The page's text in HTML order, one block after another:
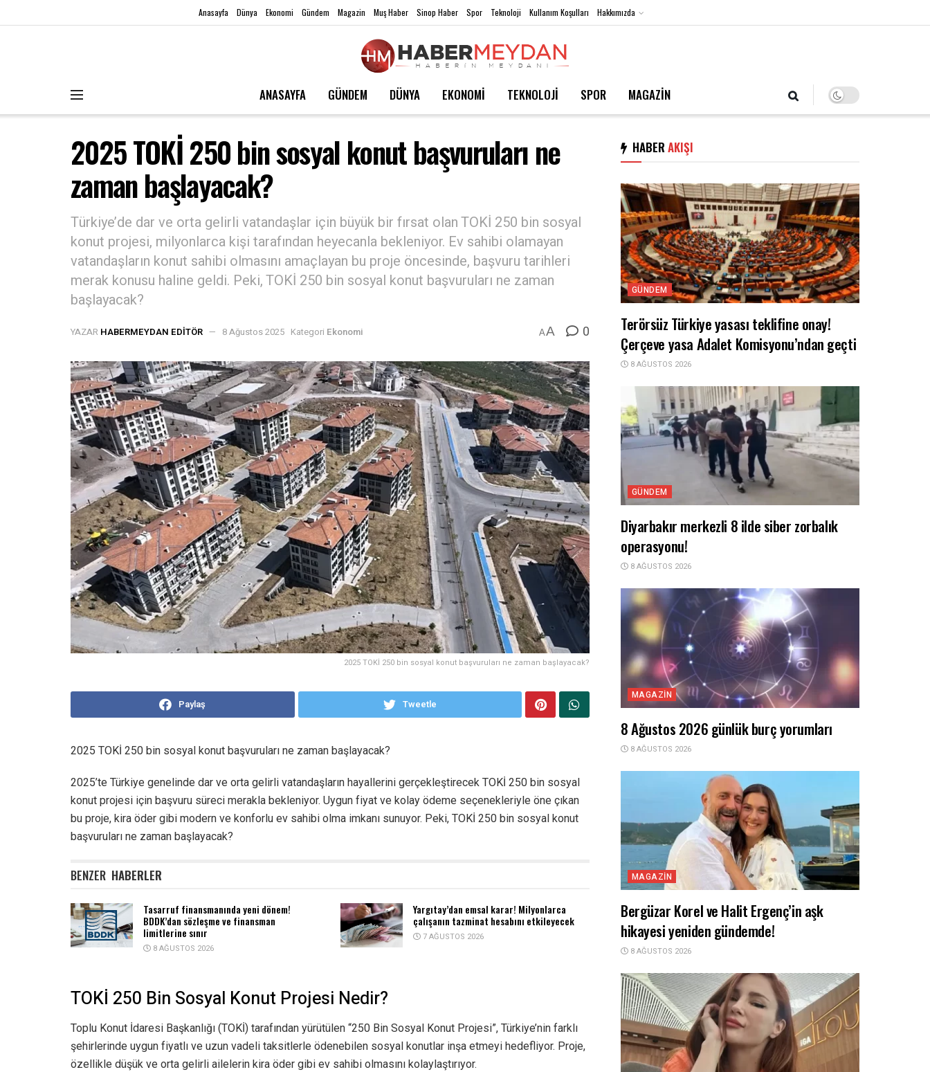
Anasayfa Dünya Ekonomi Gündem Magazin Muş Haber Sinop Haber Spor Teknoloji Kullanım Koşulları Hakkımızda
ANASAYFA GÜNDEM DÜNYA EKONOMİ TEKNOLOJİ SPOR MAGAZİN
2025 TOKİ 250 bin sosyal konut başvuruları ne
zaman başlayacak?
Türkiye’de dar ve orta gelirli vatandaşlar için büyük bir fırsat olan TOKİ 250 bin sosyal
konut projesi, milyonlarca kişi tarafından heyecanla bekleniyor. Ev sahibi olamayan
vatandaşların konut sahibi olmasını amaçlayan bu proje öncesinde, başvuru tarihleri
merak konusu haline geldi. Peki, TOKİ 250 bin sosyal konut başvuruları ne zaman
başlayacak?
YAZAR HABERMEYDAN EDITÖR 8 Ağustos 2025 Kategori Ekonomi AA 0
2025 TOKİ 250 bin sosyal konut başvuruları ne zaman başlayacak?
Paylaş Tweetle
2025 TOKİ 250 bin sosyal konut başvuruları ne zaman başlayacak?
2025’te Türkiye genelinde dar ve orta gelirli vatandaşların hayallerini gerçekleştirecek TOKİ 250 bin sosyal
konut projesi için başvuru süreci merakla bekleniyor. Uygun fiyat ve kolay ödeme seçenekleriyle öne çıkan
bu proje, kira öder gibi modern ve konforlu ev sahibi olma imkanı sunuyor. Peki, TOKİ 250 bin sosyal konut
başvuruları ne zaman başlayacak?
BENZER HABERLER
Tasarruf finansmanında yeni dönem!
BDDK’dan sözleşme ve finansman
limitlerine sınır
8 AĞUSTOS 2026
Yargıtay’dan emsal karar! Milyonlarca
çalışanın tazminat hesabını etkileyecek
7 AĞUSTOS 2026
TOKİ 250 Bin Sosyal Konut Projesi Nedir?
Toplu Konut İdaresi Başkanlığı (TOKİ) tarafından yürütülen “250 Bin Sosyal Konut Projesi”, Türkiye’nin farklı
şehirlerinde uygun fiyatlı ve uzun vadeli taksitlerle ödenebilen sosyal konutlar inşa etmeyi hedefliyor. Proje,
özellikle düşük ve orta gelirli ailelerin kira öder gibi ev sahibi olmasını kolaylaştırıyor.
HABER AKIŞI
GÜNDEM
Terörsüz Türkiye yasası teklifine onay!
Çerçeve yasa Adalet Komisyonu’ndan geçti
8 AĞUSTOS 2026
GÜNDEM
Diyarbakır merkezli 8 ilde siber zorbalık
operasyonu!
8 AĞUSTOS 2026
MAGAZIN
8 Ağustos 2026 günlük burç yorumları
8 AĞUSTOS 2026
MAGAZIN
Bergüzar Korel ve Halit Ergenç’in aşk
hikayesi yeniden gündemde!
8 AĞUSTOS 2026